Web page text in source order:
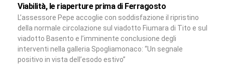
Viabilità, le riaperture prima di Ferragosto
L’assessore Pepe accoglie con soddisfazione il ripristino
della normale circolazione sul viadotto Fiumara di Tito e sul
viadotto Basento e l’imminente conclusione degli
interventi nella galleria Spogliamonaco: “Un segnale
positivo in vista dell’esodo estivo”